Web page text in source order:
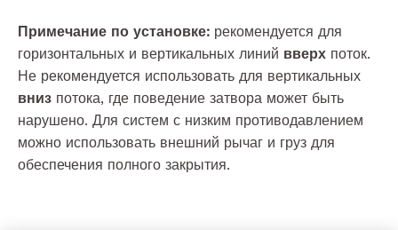
Примечание по установке: рекомендуется для
горизонтальных и вертикальных линий вверх поток.
Не рекомендуется использовать для вертикальных
вниз потока, где поведение затвора может быть
нарушено. Для систем с низким противодавлением
можно использовать внешний рычаг и груз для
обеспечения полного закрытия.